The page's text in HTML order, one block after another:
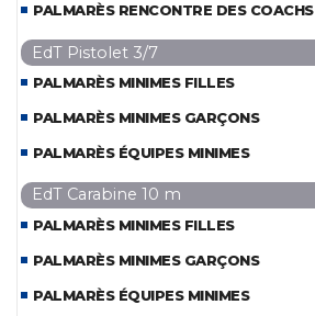
PALMARÈS RENCONTRE DES COACHS
EdT Pistolet 3/7
PALMARÈS MINIMES FILLES
PALMARÈS MINIMES GARÇONS
PALMARÈS ÉQUIPES MINIMES
EdT Carabine 10 m
PALMARÈS MINIMES FILLES
PALMARÈS MINIMES GARÇONS
PALMARÈS ÉQUIPES MINIMES